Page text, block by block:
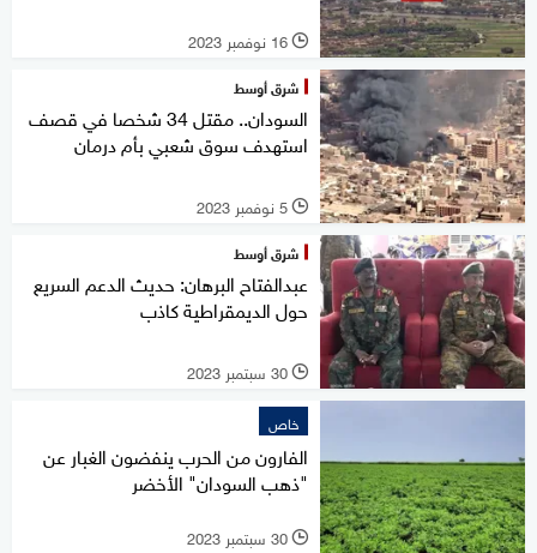
l 16 نوفمبر 2023
شرق أوسط
السودان.. مقتل 34 شخصا في قصف
استهدف سوق شعبي بأم درمان
l 5 نوفمبر 2023
شرق أوسط
عبدالفتاح البرهان: حديث الدعم السريع
حول الديمقراطية كاذب
l 30 سبتمبر 2023
خاص
الفارون من الحرب ينفضون الغبار عن
"ذهب السودان" الأخضر
l 30 سبتمبر 2023